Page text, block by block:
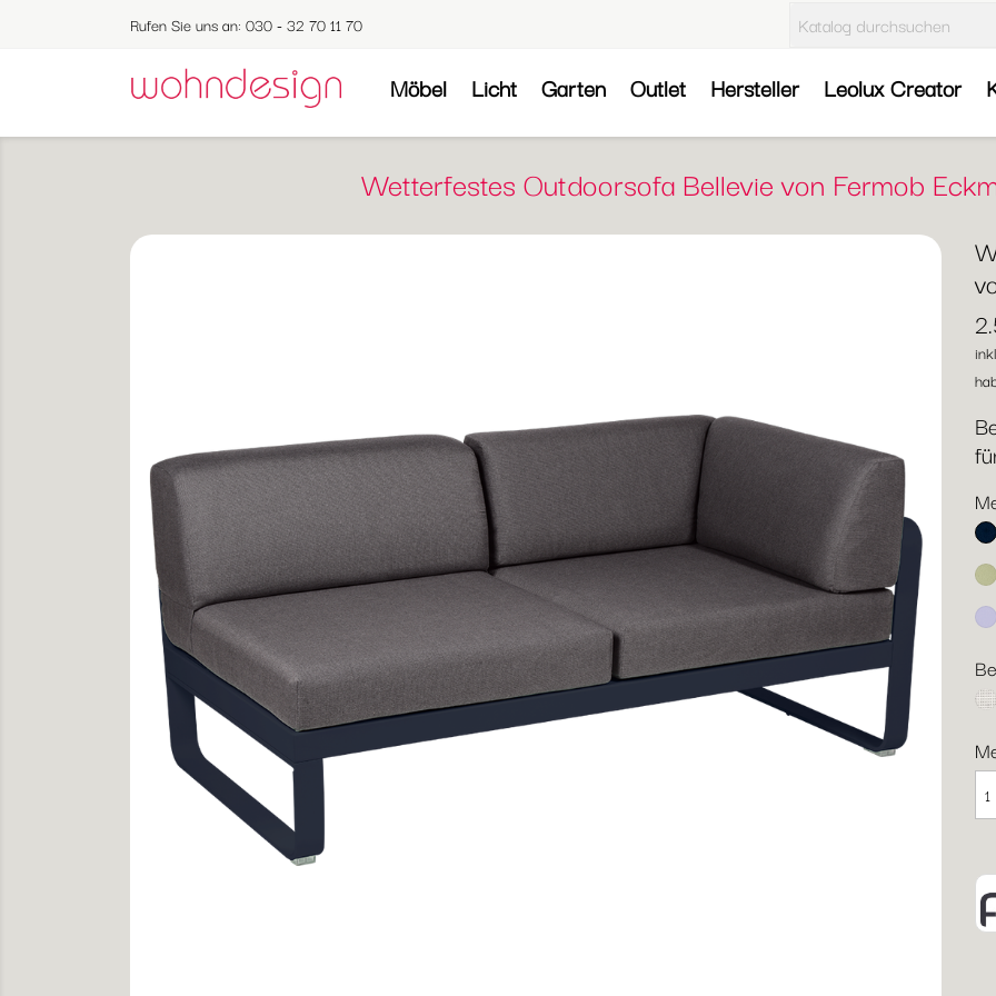
Rufen Sie uns an: 030 - 32 70 11 70
Möbel Licht Garten Outlet Hersteller Leolux Creator
Wetterfestes Outdoorsofa Bellevie von Fermob